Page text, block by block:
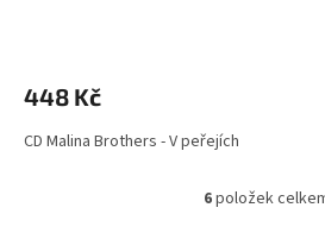
448 Kč
CD Malina Brothers - V peřejích
O
6položek